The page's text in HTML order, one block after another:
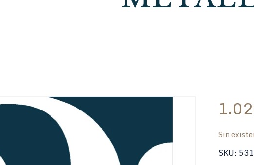
Sin
SKU: